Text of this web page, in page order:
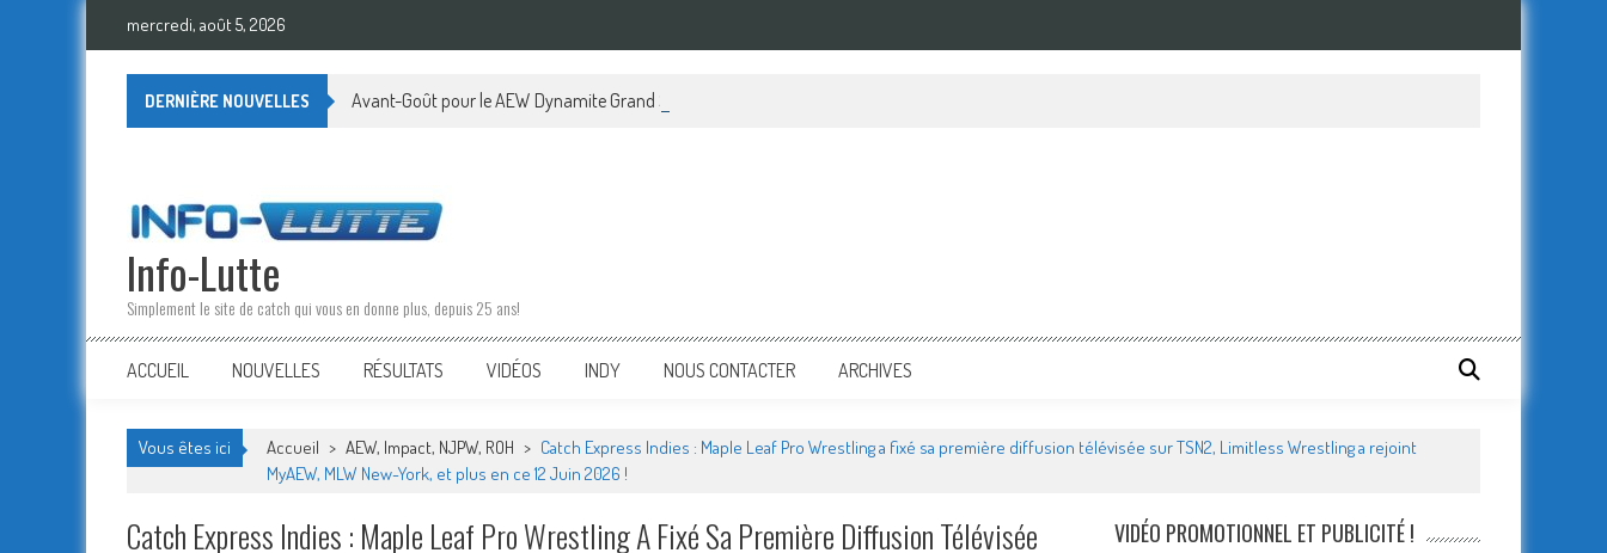
Skip
mercredi, août 5, 2026
DERNIÈRE NOUVELLES Avant-Goût pour le AEW Dynamite Grand Slam Mexico 2026 du 5 Août !
Info-Lutte
Simplement le site de catch qui vous en donne plus, depuis 25 ans!
ACCUEIL NOUVELLES RÉSULTATS VIDÉOS INDY NOUS CONTACTER ARCHIVES
Vous êtes ici Accueil > AEW, Impact, NJPW, ROH > Catch Express Indies : Maple Leaf Pro Wrestling a fixé sa première diffusion télévisée sur TSN2, Limitless Wrestling a rejoint
MyAEW, MLW New-York, et plus en ce 12 Juin 2026 !
Catch Express Indies : Maple Leaf Pro Wrestling A Fixé Sa Première Diffusion Télévisée VIDÉO PROMOTIONNEL ET PUBLICITÉ !